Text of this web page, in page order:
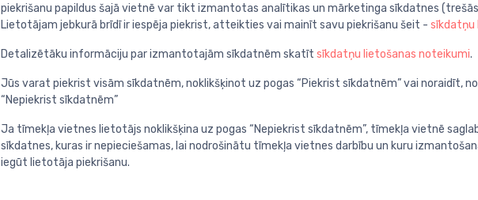
piekrišanu papildus šajā vietnē var tikt izmantotas analītikas un mārketinga sīkdatnes
Lietotājam jebkurā brīdī ir iespēja piekrist, atteikties vai mainīt savu piekrišanu šeit - sīkdatņu
Detalizētāku informāciju par izmantotajām sīkdatnēm skatīt sīkdatņu lietošanas noteikumi.
Jūs varat piekrist visām sīkdatnēm, noklikšķinot uz pogas “Piekrist sīkdatnēm” vai noraidīt,
“Nepiekrist sīkdatnēm”
Ja tīmekļa vietnes lietotājs noklikšķina uz pogas “Nepiekrist sīkdatnēm”, tīmekļa vietnē
sīkdatnes, kuras ir nepieciešamas, lai nodrošinātu tīmekļa vietnes darbību un kuru
iegūt lietotāja piekrišanu.